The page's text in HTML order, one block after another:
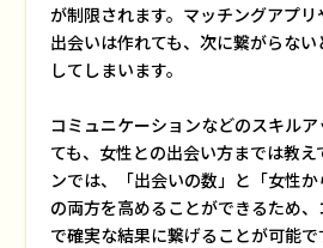
が制限されます。マッチングアプ
出会いは作れても、次に繋がらな
してしまいます。
コミュニケーションなどのスキル
ても、女性との出会い方までは教
ンでは、「出会いの数」と「女性
の両方を高めることができるため
で確実な結果に繋げることが可能で